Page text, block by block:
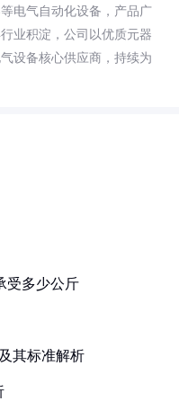
电气自动化设备，产品广
业积淀，公司以优质元器
设备核心供应商，持续为
受多少公斤
其标准解析